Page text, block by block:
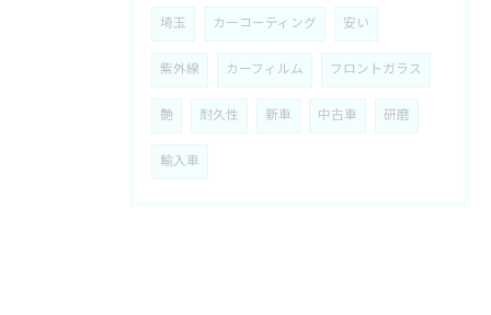
埼玉 カーコーティング 安い
紫外線 カーフィルム フロントガラス
艶 耐久性 新車 中古車 研磨
輸入車